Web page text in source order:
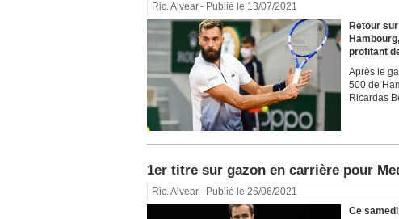
Ric. Alvear- Publié le 13/07/2021
Retour
profitant
Après le
500 de
Ricardas
1er titre sur gazon en carrière pour
Ric. Alvear- Publié le 26/06/2021
Ce